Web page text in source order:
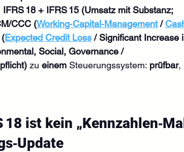
IFRS 18 + IFRS 15 (Umsatz mit Substanz;
CCC (Working‑Capital‑Management /
Expected Credit Loss / Significant Increase
Social, Governance /
zu einem Steuerungssystem: prüfbar,
18 ist kein